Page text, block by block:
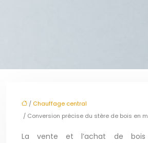
/ Chauffage central
/ Conversion précise du stère de bois en
La vente et l’achat de